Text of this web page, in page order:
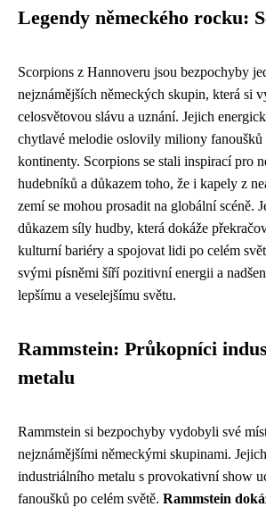
Legendy německého rocku:
Scorpions z Hannoveru jsou bezpochyby
nejznámějších německých skupin, která si
celosvětovou slávu a uznání. Jejich
chytlavé melodie oslovily miliony fanoušků
kontinenty. Scorpions se stali inspirací pro
hudebníků a důkazem toho, že i kapely z
zemí se mohou prosadit na globální scéně.
důkazem síly hudby, která dokáže
kulturní bariéry a spojovat lidi po celém
svými písněmi šíří pozitivní energii a
lepšímu a veselejšímu světu.
Rammstein: Průkopníci
metalu
Rammstein si bezpochyby vydobyli své
nejznámějšími německými skupinami.
industriálního metalu s provokativní show
fanoušků po celém světě. Rammstein